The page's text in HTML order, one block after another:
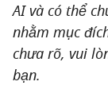
AI và có thể
nhằm mục
chưa rõ, vui
bạn.